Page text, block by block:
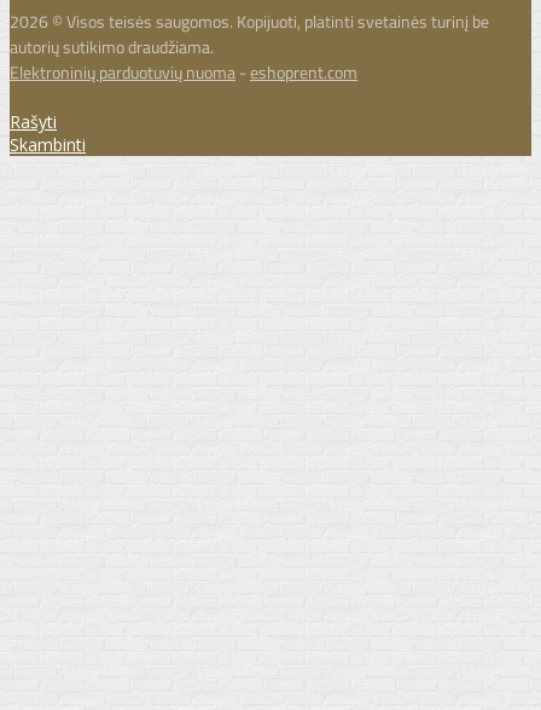
2026 © Visos teisės saugomos. Kopijuoti, platinti svetainės turinį be
autorių sutikimo draudžiama.
Elektroninių parduotuvių nuoma-eshoprent.com
Rašyti
Skambinti